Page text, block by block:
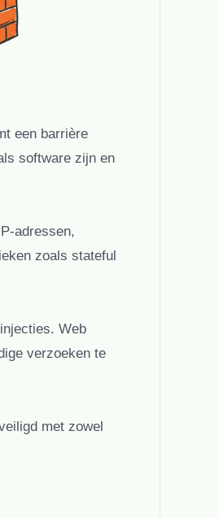
een barrière
software zijn en
adressen,
zoals stateful
Web
verzoeken te
met zowel